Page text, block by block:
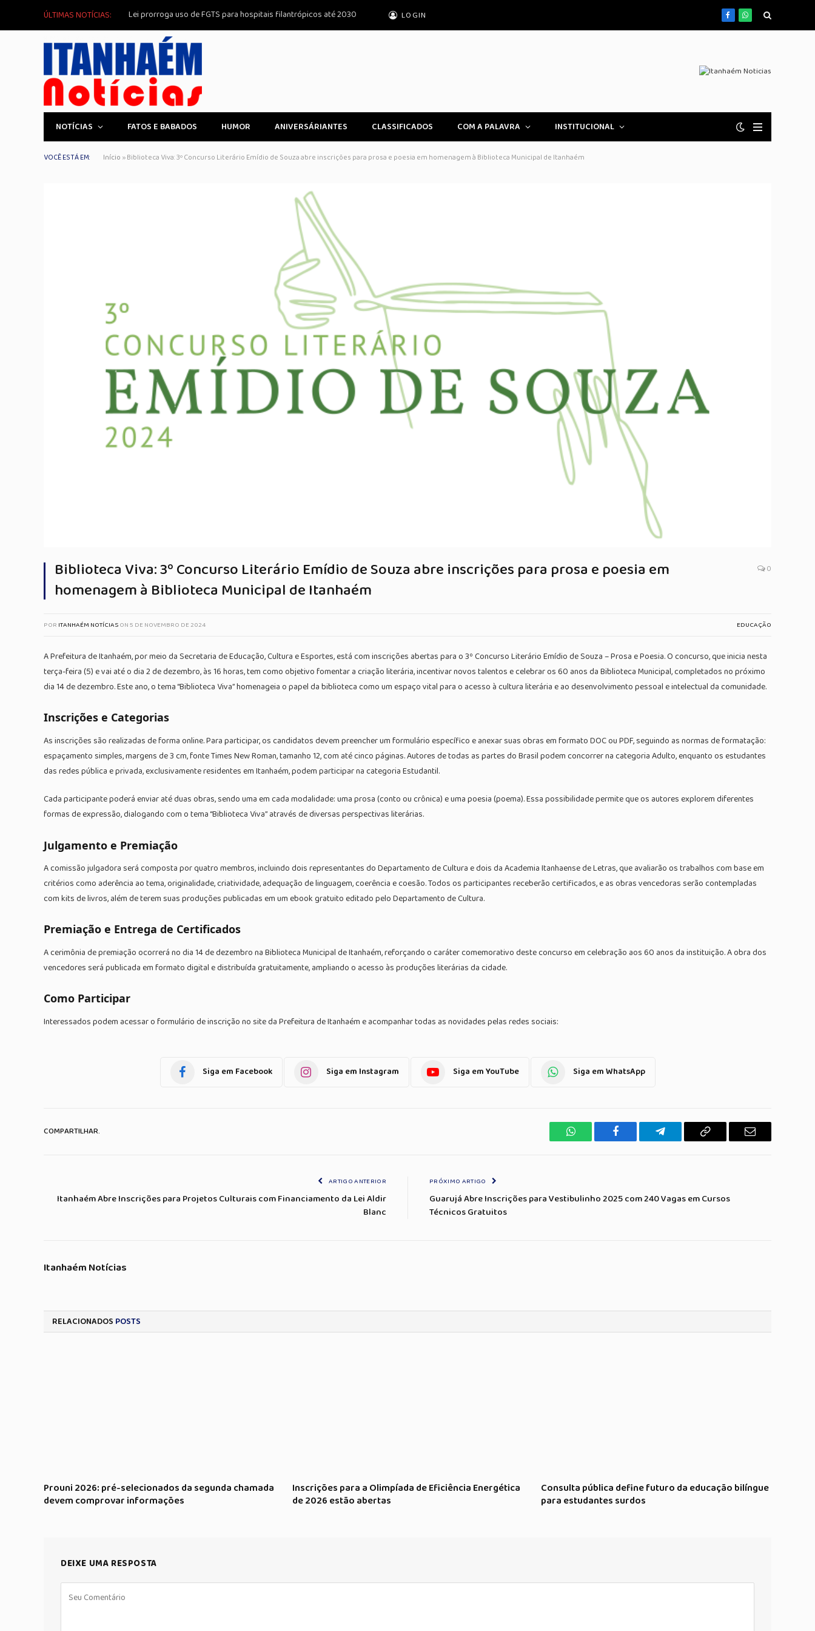
ÚLTIMAS NOTÍCIAS: Lei prorroga uso de FGTS para hospitais filantrópicos até 2030 LOGIN FacebookWhatsApp
NOTÍCIAS FATOS E BABADOS HUMOR ANIVERSÁRIANTES CLASSIFICADOS COM A PALAVRA INSTITUCIONAL
VOCÊ ESTÁ EM: Início »Biblioteca Viva: 3º Concurso Literário Emídio de Souza abre inscrições para prosa e poesia em homenagem à Biblioteca Municipal de Itanhaém
Biblioteca Viva: 3º Concurso Literário Emídio de Souza abre inscrições para prosa e poesia em
homenagem à Biblioteca Municipal de Itanhaém
0
POR ITANHAÉM NOTÍCIASON5 DE NOVEMBRO DE 2024 EDUCAÇÃO
A Prefeitura de Itanhaém, por meio da Secretaria de Educação, Cultura e Esportes, está com inscrições abertas para o 3º Concurso Literário Emídio de Souza – Prosa e Poesia. O concurso, que inicia nesta
terça-feira (5) e vai até o dia 2 de dezembro, às 16 horas, tem como objetivo fomentar a criação literária, incentivar novos talentos e celebrar os 60 anos da Biblioteca Municipal, completados no próximo
dia 14 de dezembro. Este ano, o tema “Biblioteca Viva” homenageia o papel da biblioteca como um espaço vital para o acesso à cultura literária e ao desenvolvimento pessoal e intelectual da comunidade.
Inscrições e Categorias
As inscrições são realizadas de forma online. Para participar, os candidatos devem preencher um formulário específico e anexar suas obras em formato DOC ou PDF, seguindo as normas de formatação:
espaçamento simples, margens de 3 cm, fonte Times New Roman, tamanho 12, com até cinco páginas. Autores de todas as partes do Brasil podem concorrer na categoria Adulto, enquanto os estudantes
das redes pública e privada, exclusivamente residentes em Itanhaém, podem participar na categoria Estudantil.
Cada participante poderá enviar até duas obras, sendo uma em cada modalidade: uma prosa (conto ou crônica) e uma poesia (poema). Essa possibilidade permite que os autores explorem diferentes
formas de expressão, dialogando com o tema “Biblioteca Viva” através de diversas perspectivas literárias.
Julgamento e Premiação
A comissão julgadora será composta por quatro membros, incluindo dois representantes do Departamento de Cultura e dois da Academia Itanhaense de Letras, que avaliarão os trabalhos com base em
critérios como aderência ao tema, originalidade, criatividade, adequação de linguagem, coerência e coesão. Todos os participantes receberão certificados, e as obras vencedoras serão contempladas
com kits de livros, além de terem suas produções publicadas em um ebook gratuito editado pelo Departamento de Cultura.
Premiação e Entrega de Certificados
A cerimônia de premiação ocorrerá no dia 14 de dezembro na Biblioteca Municipal de Itanhaém, reforçando o caráter comemorativo deste concurso em celebração aos 60 anos da instituição. A obra dos
vencedores será publicada em formato digital e distribuída gratuitamente, ampliando o acesso às produções literárias da cidade.
Como Participar
Interessados podem acessar o formulário de inscrição no site da Prefeitura de Itanhaém e acompanhar todas as novidades pelas redes sociais:
Siga em Facebook Siga em Instagram Siga em YouTube Siga em WhatsApp
COMPARTILHAR.
WhatsAppFacebook TelegramaCopiar
E-
ARTIGO ANTERIOR
Itanhaém Abre Inscrições para Projetos Culturais com Financiamento da Lei Aldir
Blanc
PRÓXIMO ARTIGO
Guarujá Abre Inscrições para Vestibulinho 2025 com 240 Vagas em Cursos
Técnicos Gratuitos
Itanhaém Notícias
RELACIONADOS POSTS
Prouni 2026: pré-selecionados da segunda chamada
devem comprovar informações
Inscrições para a Olimpíada de Eficiência Energética
de 2026 estão abertas
Consulta pública define futuro da educação bilíngue
para estudantes surdos
DEIXE UMA RESPOSTA